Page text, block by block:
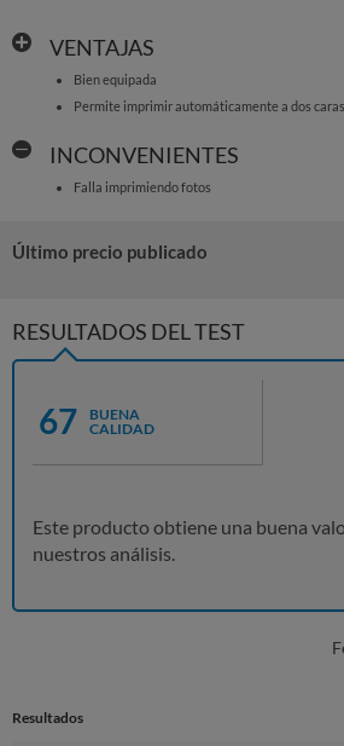
VENTAJAS
Bien equipada
Permite imprimir automáticamente a dos caras
INCONVENIENTES
Falla imprimiendo fotos
Último precio publicado
RESULTADOS DEL TEST
67
BUENA
CALIDAD
Este producto obtiene una buena
nuestros análisis.
Resultados